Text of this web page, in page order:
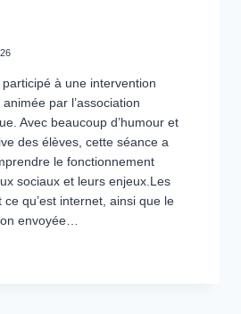
à une intervention
par l’association
Avec beaucoup d’humour et
des élèves, cette séance a
le fonctionnement
sociaux et leurs enjeux.Les
qu’est internet, ainsi que le
envoyée…